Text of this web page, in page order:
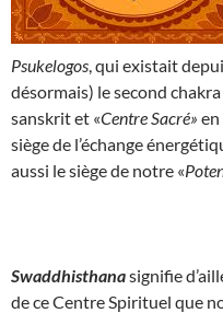
Psukelogos , qui existait
désormais) le second
sanskrit et «Centre Sacré» en
siège de l’échange
aussi le siège de notre «
Swaddhisthanasignifie
de ce Centre Spirituel que